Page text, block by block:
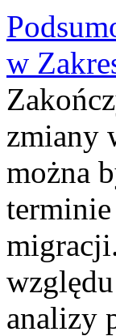
w
zmiany
można
analizy